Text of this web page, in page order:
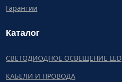
Гарантии
Каталог
СВЕТОДИОДНОЕ ОСВЕЩЕНИЕ LED
КАБЕЛИ И ПРОВОДА